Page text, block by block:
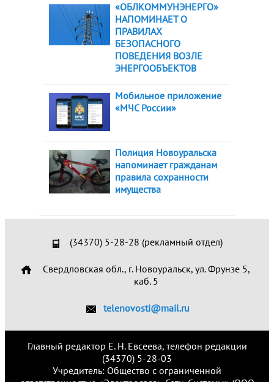
«ОБЛКОММУНЭНЕРГО»
НАПОМИНАЕТ О
ПРАВИЛАХ
БЕЗОПАСНОГО
ПОВЕДЕНИЯ ВОЗЛЕ
ЭНЕРГООБЪЕКТОВ
Мобильное приложение
«МЧС России»
Полиция Новоуральска
напоминает гражданам
правила сохранности
имущества
(34370) 5-28-28 (рекламный отдел)
Свердловская обл., г. Новоуральск, ул. Фрунзе 5,
каб. 5
telenovosti@mail.ru
Главный редактор Е. Н. Евсеева, телефон редакции
(34370) 5-28-03
Учредитель: Общество с ограниченной